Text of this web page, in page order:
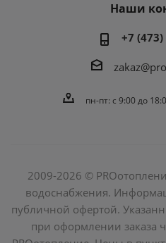
Наши
+7
пн-пт: c 9:00 до
2009-2026 ©
водоснабжения.
публичной офертой.
при оформлении заказа